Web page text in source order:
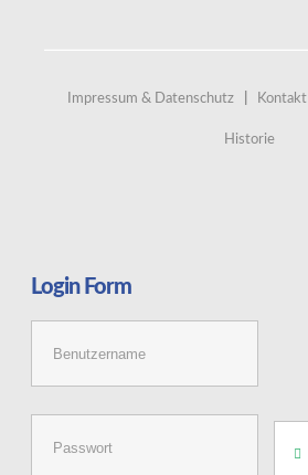
Impressum & Datenschutz Kontakt
Historie
Login Form